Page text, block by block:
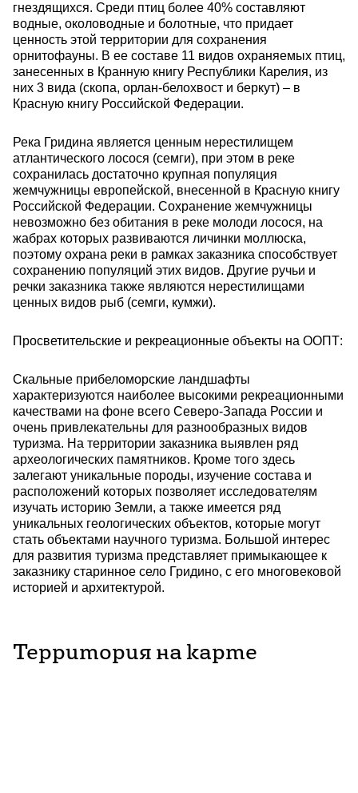
гнездящихся. Среди птиц более 40% составляют
водные, околоводные и болотные, что придает
ценность этой территории для сохранения
орнитофауны. В ее составе 11 видов охраняемых птиц,
занесенных в Кранную книгу Республики Карелия, из
них 3 вида (скопа, орлан-белохвост и беркут) – в
Красную книгу Российской Федерации.
Река Гридина является ценным нерестилищем
атлантического лосося (семги), при этом в реке
сохранилась достаточно крупная популяция
жемчужницы европейской, внесенной в Красную книгу
Российской Федерации. Сохранение жемчужницы
невозможно без обитания в реке молоди лосося, на
жабрах которых развиваются личинки моллюска,
поэтому охрана реки в рамках заказника способствует
сохранению популяций этих видов. Другие ручьи и
речки заказника также являются нерестилищами
ценных видов рыб (семги, кумжи).
Просветительские и рекреационные объекты на ООПТ:
Скальные прибеломорские ландшафты
характеризуются наиболее высокими рекреационными
качествами на фоне всего Северо-Запада России и
очень привлекательны для разнообразных видов
туризма. На территории заказника выявлен ряд
археологических памятников. Кроме того здесь
залегают уникальные породы, изучение состава и
расположений которых позволяет исследователям
изучать историю Земли, а также имеется ряд
уникальных геологических объектов, которые могут
стать объектами научного туризма. Большой интерес
для развития туризма представляет примыкающее к
заказнику старинное село Гридино, с его многовековой
историей и архитектурой.
Территория на карте